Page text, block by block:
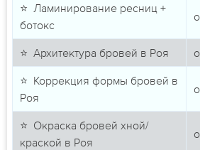
⭐ Ламинирование ресниц +
ботокс
⭐ Архитектура бровей в Роя
⭐ Коррекция формы бровей в
Роя
⭐ Окраска бровей хной/
краской в Роя